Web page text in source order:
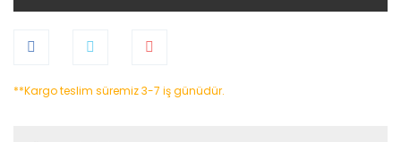
**Kargo teslim süremiz 3-7 iş günüdür.